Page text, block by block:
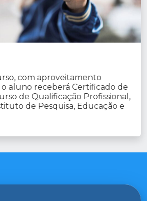
com aproveitamento
aluno receberá Certificado de
de Qualificação Profissional,
de Pesquisa, Educação e